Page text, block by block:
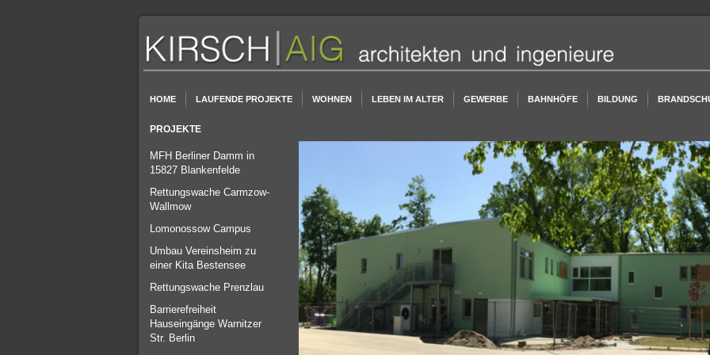
HOME LAUFENDE PROJEKTE WOHNEN LEBEN IM ALTER GEWERBE BAHNHÖFE BILDUNG
PROJEKTE
MFH Berliner Damm in
15827 Blankenfelde
Rettungswache Carmzow-
Wallmow
Lomonossow Campus
Umbau Vereinsheim zu
einer Kita Bestensee
Rettungswache Prenzlau
Barrierefreiheit
Hauseingänge Warnitzer
Str. Berlin